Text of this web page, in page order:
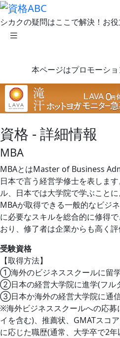
シカクの疑問はここで解決！お役
本ページはプロモーシ
資格 - 詳細情報
MBA
MBAとはMaster of Business
日本で言う経営学修士を表しま
ル、日本では大学院で学ぶこと
MBAが取得できる一般的なビジ
に必要なスキルを総合的に修得
おり、修了者は企業からも高く評
受験資格
【取得方法】
①海外のビジネススクールに留
②日本の経営大学院に進学(フル
③日本か海外の経営大学院に通
※海外ビジネススクールへの応
イを含む)、推薦状、GMATスコ
に応じた職歴(通常、大学卒で2